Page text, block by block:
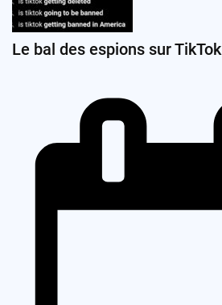
Le bal des espions sur TikTok